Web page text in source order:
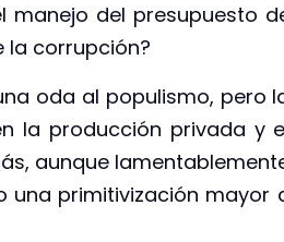
manejo del presupuesto
la corrupción?
oda al populismo, pero
la producción privada y
aunque
una primitivización mayor